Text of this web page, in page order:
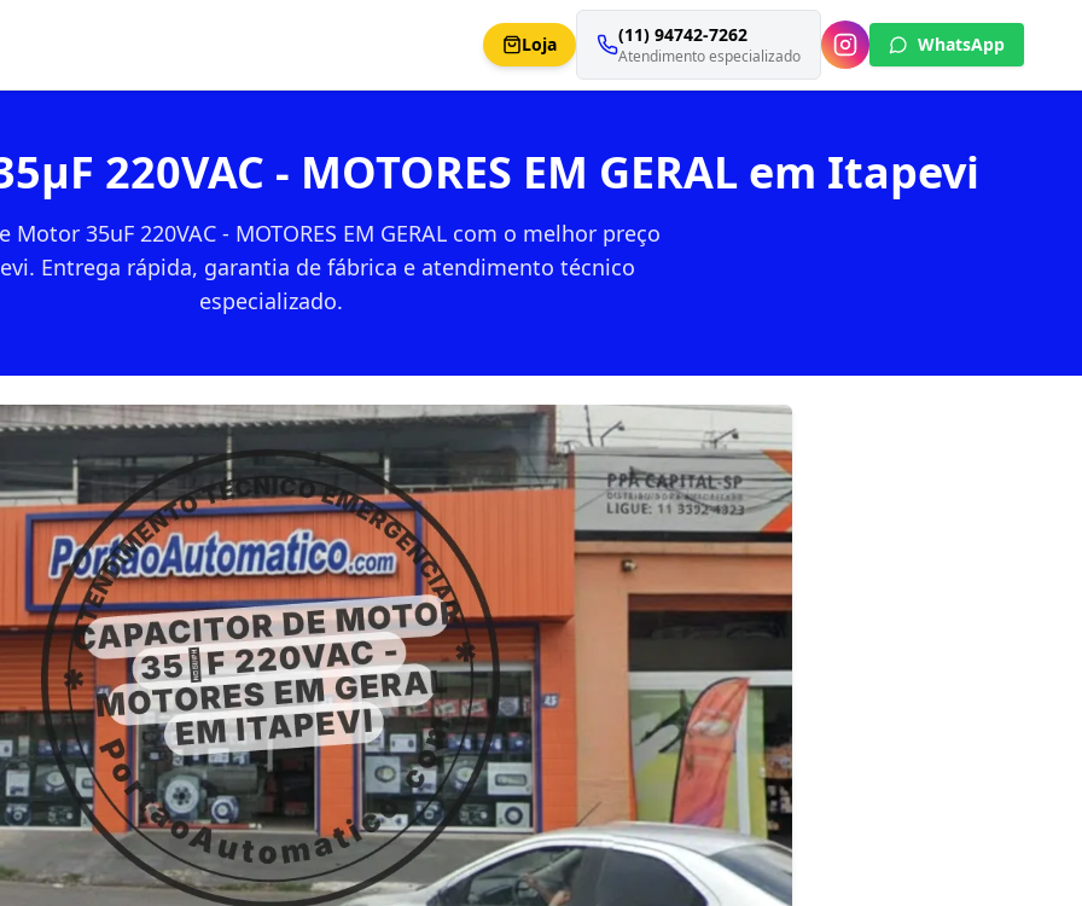
Loja (11) 94742-7262
Atendimento especializado
WhatsApp
220VAC - MOTORES EM GERAL em Itapevi
Motor 35uF 220VAC - MOTORES EM GERAL com o melhor preço
Entrega rápida, garantia de fábrica e atendimento técnico
especializado.